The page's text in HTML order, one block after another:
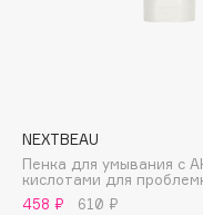
Banderas
Basicare
NEXTBEAU
Пенка для умывания с
кислотами для
458 ₽
610 ₽